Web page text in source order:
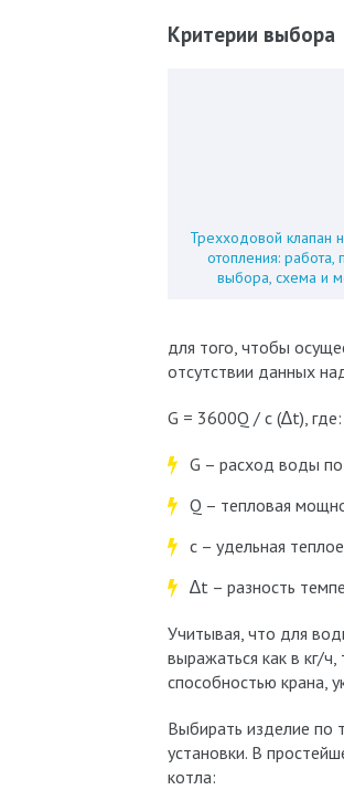
Критерии выбора
Трехходовой клапан
отопления: работа,
выбора, схема и
для того, чтобы
отсутствии данных
G = 3600Q / c (∆t), где:
G – расход воды по
Q – тепловая
с – удельная
∆t – разность
Учитывая, что для
выражаться как в кг/
способностью крана,
Выбирать изделие по
установки. В
котла: